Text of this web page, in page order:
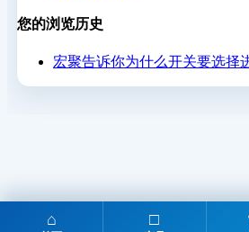
您的浏览历史
宏聚告诉你为什么开关要选择
⌂ □